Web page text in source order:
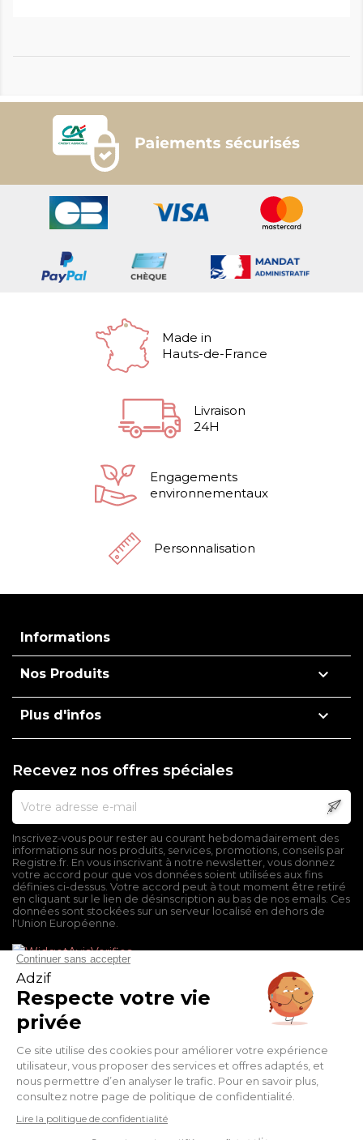
Made in
Hauts-de-France
Livraison
24H
Engagements
environnementaux
Personnalisation
Informations
Nos Produits 
Plus d'infos 
Recevez nos offres spéciales
Inscrivez-vous pour rester au courant hebdomadairement des
informations sur nos produits, services, promotions, conseils par
Registre.fr. En vous inscrivant à notre newsletter, vous donnez
votre accord pour que vos données soient utilisées aux fins
définies ci-dessus. Votre accord peut à tout moment être retiré
en cliquant sur le lien de désinscription au bas de nos emails. Ces
données sont stockées sur un serveur localisé en dehors de
l'Union Européenne.
Conditions générales de vente
Politique de confidentialité